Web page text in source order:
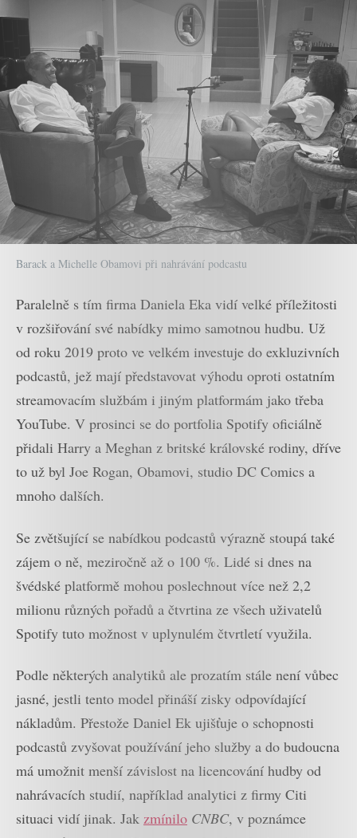
Barack a Michelle Obamovi při nahrávání podcastu
Paralelně s tím firma Daniela Eka vidí velké příležitosti
v rozšiřování své nabídky mimo samotnou hudbu. Už
od roku 2019 proto ve velkém investuje do exkluzivních
podcastů, jež mají představovat výhodu oproti ostatním
streamovacím službám i jiným platformám jako třeba
YouTube. V prosinci se do portfolia Spotify oficiálně
přidali Harry a Meghan z britské královské rodiny, dříve
to už byl Joe Rogan, Obamovi, studio DC Comics a
mnoho dalších.
Se zvětšující se nabídkou podcastů výrazně stoupá také
zájem o ně, meziročně až o 100 %. Lidé si dnes na
švédské platformě mohou poslechnout více než 2,2
milionu různých pořadů a čtvrtina ze všech uživatelů
Spotify tuto možnost v uplynulém čtvrtletí využila.
Podle některých analytiků ale prozatím stále není vůbec
jasné, jestli tento model přináší zisky odpovídající
nákladům. Přestože Daniel Ek ujišťuje o schopnosti
podcastů zvyšovat používání jeho služby a do budoucna
má umožnit menší závislost na licencování hudby od
nahrávacích studií, například analytici z firmy Citi
situaci vidí jinak. Jak zmínilo CNBC, v poznámce